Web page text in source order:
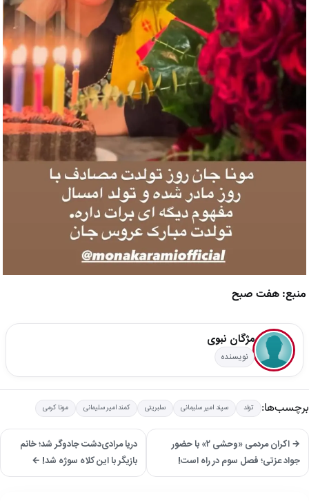
منبع: هفت صبح
مژگان نبوی
نویسنده
برچسب‌ها: تولد سپند امیر سلیمانی سلبریتی کمند امیر سلیمانی مونا کرمی
→ اکران مردمی «وحشی ۲» با حضور
جواد عزتی؛ فصل سوم در راه است!
دریا مرادی‌دشت جادوگر شد؛ خانم
بازیگر با این کلاه سوژه شد! ←